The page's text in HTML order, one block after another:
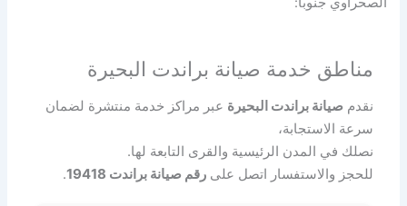
مناطق خدمة صيانة براندت البحيرة
نقدمصيانة براندت البحيرة عبر مراكز خدمة منتشرة لضمان
سرعة الاستجابة،
نصلك في المدن الرئيسية والقرى التابعة لها.
للحجز والاستفسار اتصل علىرقم صيانة براندت 19418 .